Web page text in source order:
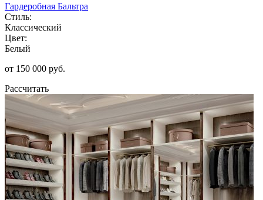
Гардеробная Бальтра
Стиль:
Классический
Цвет:
Белый
от 150 000 руб.
Рассчитать